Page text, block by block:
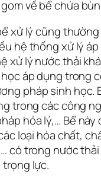
về bể chứa
xử lý cũng
hệ thống xử lý
xử lý nước thải
áp dụng trong
pháp sinh học.
trong các công
hóa lý,… Bể này
loại hóa chất,
có trong nước
lực.